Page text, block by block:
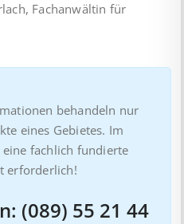
Fachanwältin für
behandeln nur
eines Gebietes. Im
fachlich fundierte
erforderlich!
(089) 55 21 44